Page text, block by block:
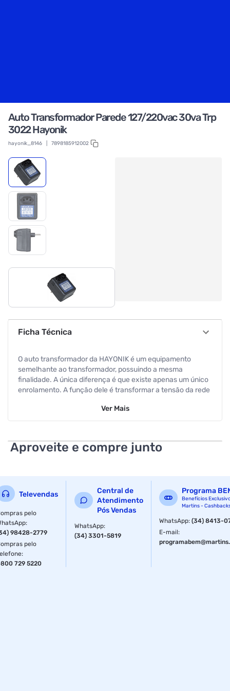
Auto Transformador Parede 127/220vac 30va Trp
3022 Hayonik
hayonik_8146 7898185912002
Ficha Técnica
O auto transformador da HAYONIK é um equipamento
semelhante ao transformador, possuindo a mesma
finalidade. A única diferença é que existe apenas um único
enrolamento. A função dele é transformar a tensão da rede
da rede é aplicada como tensão de entrada no primário do
Potência: 30VA Voltagem: Entrada 127 VAC e Saída 220 VAC
Dimensões: 42 X 54 X 76mm (A x L x P) Peso: 320g
Ver Mais
Aproveite e compre junto
Televendas
pelo
:
98428-2779
pelo
:
729 5220
Central de
Atendimento
Pós Vendas
WhatsApp:
(34) 3301-5819
Programa
Benefícios
Martins -
WhatsApp:(34) 8413-
E-mail: